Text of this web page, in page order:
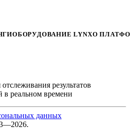
ОБОРУДОВАНИЕ LYNXО
результатов
в реальном времени
данных